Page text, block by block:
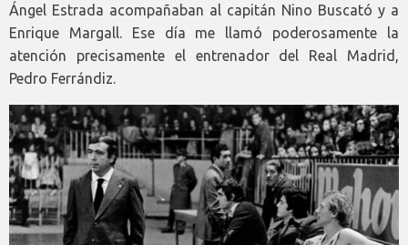
Ángel Estrada acompañaban al capitán Nino Buscató y a
Enrique Margall. Ese día me llamó poderosamente la
atención precisamente el entrenador del Real Madrid,
Pedro Ferrándiz.